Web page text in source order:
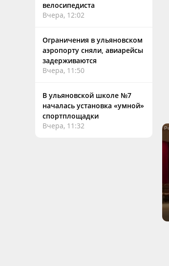
велосипедиста
Вчера, 12:02
Ограничения в ульяновском
аэропорту сняли, авиарейсы
задерживаются
Вчера, 11:50
В ульяновской школе №7
началась установка «умной»
спортплощадки
Вчера, 11:32